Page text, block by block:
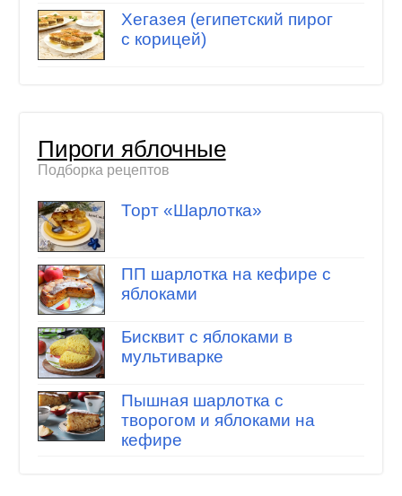
Хегазея (египетский пирог
с корицей)
Пироги яблочные
Подборка рецептов
Торт «Шарлотка»
ПП шарлотка на кефире с
яблоками
Бисквит с яблоками в
мультиварке
Пышная шарлотка с
творогом и яблоками на
кефире